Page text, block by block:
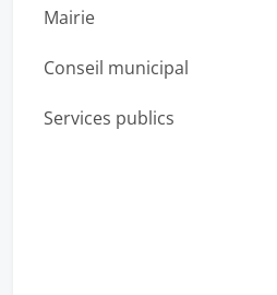
Mairie
Conseil municipal
Services publics